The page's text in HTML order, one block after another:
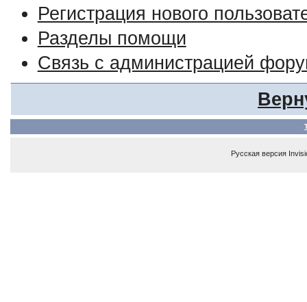
Регистрация нового
Разделы помощи
Связь с администрацией
Русская версия